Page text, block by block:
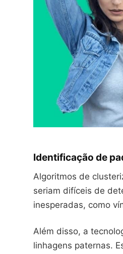
Identificação de
Algoritmos de
seriam difíceis de
inesperadas, como
Além disso, a
linhagens paternas.